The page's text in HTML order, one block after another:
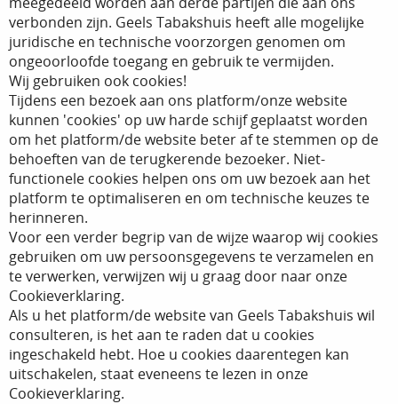
verbonden zijn. Geels Tabakshuis heeft alle mogelijke
juridische en technische voorzorgen genomen om
ongeoorloofde toegang en gebruik te vermijden.
Wij gebruiken ook cookies!
Tijdens een bezoek aan ons platform/onze website
kunnen 'cookies' op uw harde schijf geplaatst worden
om het platform/de website beter af te stemmen op de
behoeften van de terugkerende bezoeker. Niet-
functionele cookies helpen ons om uw bezoek aan het
platform te optimaliseren en om technische keuzes te
herinneren.
Voor een verder begrip van de wijze waarop wij cookies
gebruiken om uw persoonsgegevens te verzamelen en
te verwerken, verwijzen wij u graag door naar onze
Cookieverklaring.
Als u het platform/de website van Geels Tabakshuis wil
consulteren, is het aan te raden dat u cookies
ingeschakeld hebt. Hoe u cookies daarentegen kan
uitschakelen, staat eveneens te lezen in onze
Cookieverklaring.